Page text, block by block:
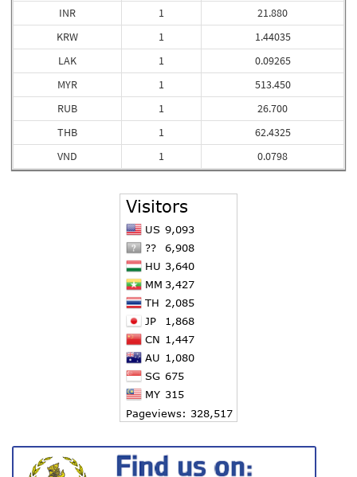
INR
KRW
LAK
MYR
RUB
THB
VND
1
1
1
1
1
1
1
21.880
1.44035
0.09265
513.450
26.700
62.4325
0.0798